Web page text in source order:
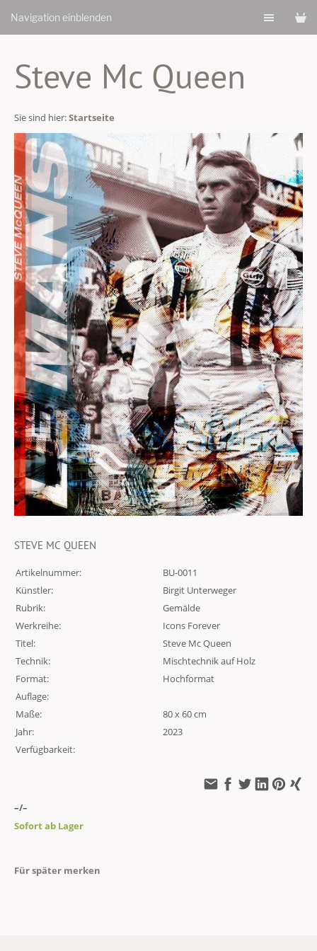
Navigation einblenden
Steve Mc Queen
Sie sind hier:Startseite
STEVE MC QUEEN
Artikelnummer:
BU-0011
Künstler:
Birgit Unterweger
Rubrik:
Gemälde
Werkreihe:
Icons Forever
Titel:
Steve Mc Queen
Technik:
Mischtechnik auf Holz
Format:
Hochformat
Auflage:
Maße:
80 x 60 cm
Jahr:
2023
Verfügbarkeit:
–/–
Sofort ab Lager
Für später merken